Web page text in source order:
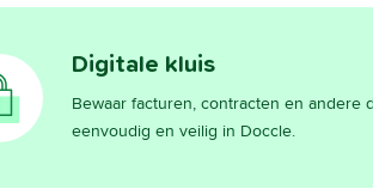
Digitale kluis
Bewaar facturen, contracten en andere
eenvoudig en veilig in Doccle.